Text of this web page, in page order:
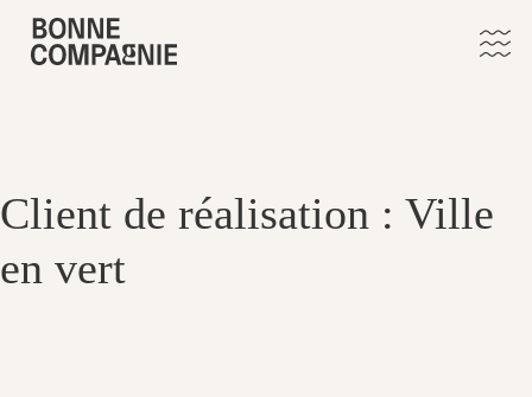
Client de réalisation : Ville
en vert